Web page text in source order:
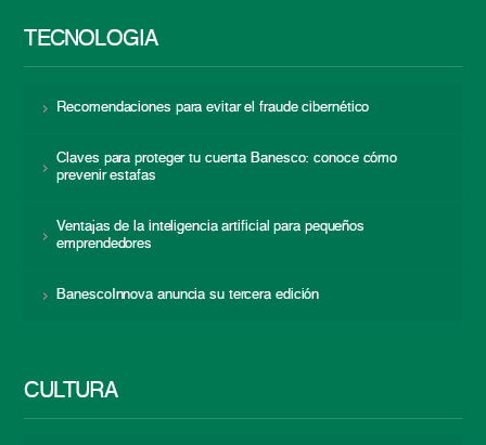
TECNOLOGÍA
Recomendaciones para evitar el fraude cibernético
Claves para proteger tu cuenta Banesco: conoce cómo
prevenir estafas
Ventajas de la inteligencia artificial para pequeños
emprendedores
BanescoInnova anuncia su tercera edición
CULTURA